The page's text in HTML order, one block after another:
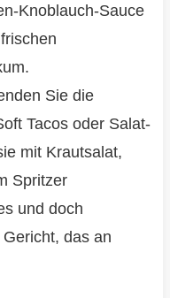
Knoblauch-Sauce
Sie die
Tacos oder Salat-
mit Krautsalat,
Spritzer
und doch
das an